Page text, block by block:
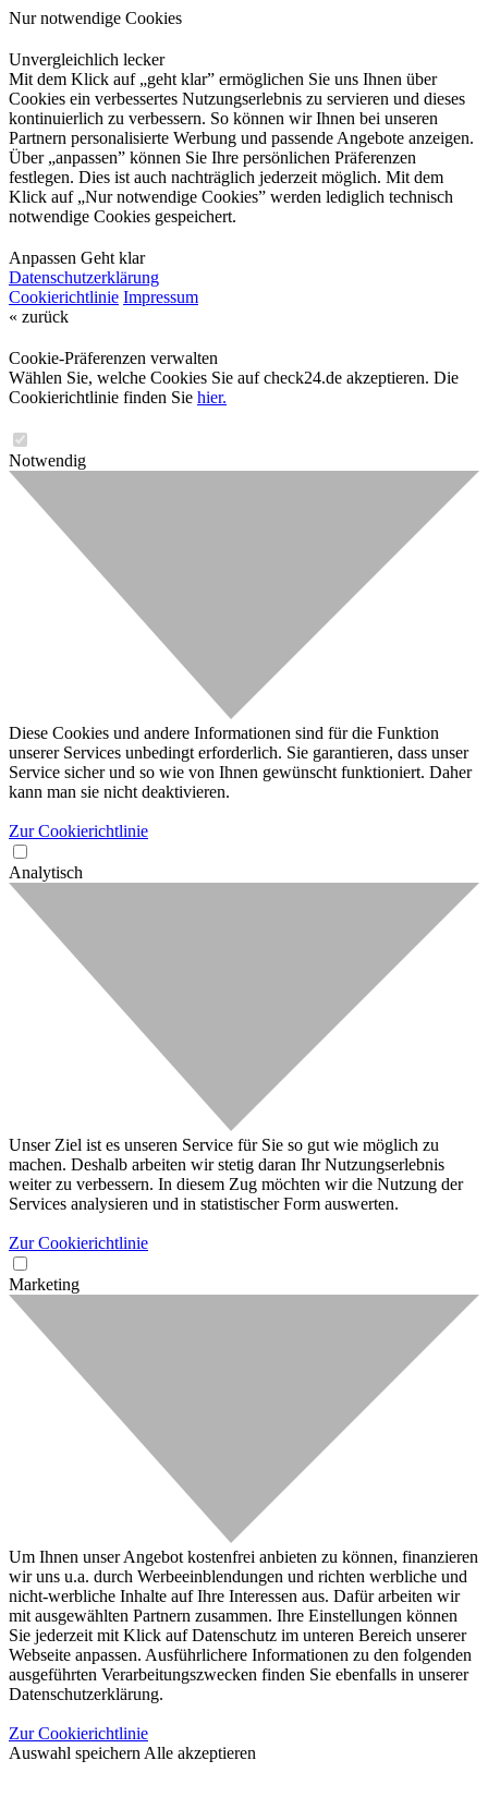
Nur notwendige Cookies
Unvergleichlich lecker
Mit dem Klick auf „geht klar” ermöglichen Sie uns Ihnen über
Cookies ein verbessertes Nutzungserlebnis zu servieren und dieses
kontinuierlich zu verbessern. So können wir Ihnen bei unseren
Partnern personalisierte Werbung und passende Angebote anzeigen.
Über „anpassen” können Sie Ihre persönlichen Präferenzen
festlegen. Dies ist auch nachträglich jederzeit möglich. Mit dem
Klick auf „Nur notwendige Cookies” werden lediglich technisch
notwendige Cookies gespeichert.
Anpassen Geht klar
Datenschutzerklärung
Cookierichtlinie Impressum
« zurück
Cookie-Präferenzen verwalten
Wählen Sie, welche Cookies Sie auf check24.de akzeptieren. Die
Cookierichtlinie finden Sie hier.
Notwendig
Diese Cookies und andere Informationen sind für die Funktion
unserer Services unbedingt erforderlich. Sie garantieren, dass unser
Service sicher und so wie von Ihnen gewünscht funktioniert. Daher
kann man sie nicht deaktivieren.
Zur Cookierichtlinie
Analytisch
Unser Ziel ist es unseren Service für Sie so gut wie möglich zu
machen. Deshalb arbeiten wir stetig daran Ihr Nutzungserlebnis
weiter zu verbessern. In diesem Zug möchten wir die Nutzung der
Services analysieren und in statistischer Form auswerten.
Zur Cookierichtlinie
Marketing
Um Ihnen unser Angebot kostenfrei anbieten zu können, finanzieren
wir uns u.a. durch Werbeeinblendungen und richten werbliche und
nicht-werbliche Inhalte auf Ihre Interessen aus. Dafür arbeiten wir
mit ausgewählten Partnern zusammen. Ihre Einstellungen können
Sie jederzeit mit Klick auf Datenschutz im unteren Bereich unserer
Webseite anpassen. Ausführlichere Informationen zu den folgenden
ausgeführten Verarbeitungszwecken finden Sie ebenfalls in unserer
Datenschutzerklärung.
Zur Cookierichtlinie
Auswahl speichern Alle akzeptieren